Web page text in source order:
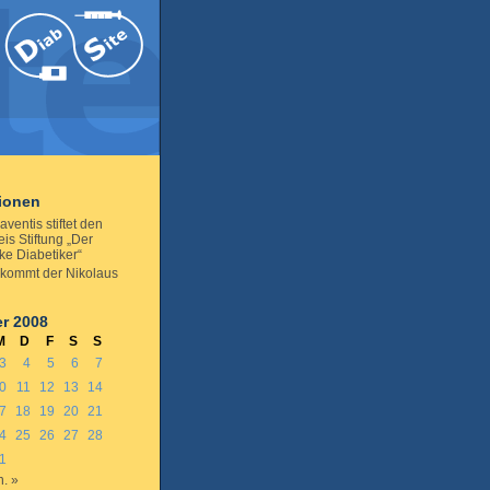
stiftet den
Stiftung „Der
Diabetiker“
der Nikolaus
2008
D F S
S
3 4 5 6
7
11 12 13
14
18 19 20 21
25 26 27
28
»